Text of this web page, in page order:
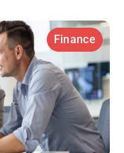
Finance